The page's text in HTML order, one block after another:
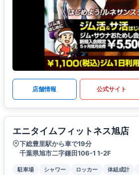
店舗情報 公式サイト
エニタイムフィットネス旭店
下総豊里駅から車で19分
千葉県旭市二字鎌田106-1 1-2F
駐車場 シャワー ロッカー 体組成計